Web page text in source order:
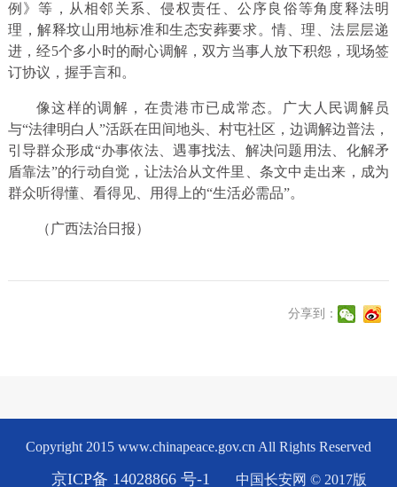
例》等，从相邻关系、侵权责任、公序良俗等角度释法明
理，解释坟山用地标准和生态安葬要求。情、理、法层层递
进，经5个多小时的耐心调解，双方当事人放下积怨，现场签
订协议，握手言和。
像这样的调解，在贵港市已成常态。广大人民调解员
与“法律明白人”活跃在田间地头、村屯社区，边调解边普法，
引导群众形成“办事依法、遇事找法、解决问题用法、化解矛
盾靠法”的行动自觉，让法治从文件里、条文中走出来，成为
群众听得懂、看得见、用得上的“生活必需品”。
（广西法治日报）
分享到：
Copyright 2015 www.chinapeace.gov.cn All Rights Reserved
京ICP备 14028866 号-1 中国长安网 © 2017版